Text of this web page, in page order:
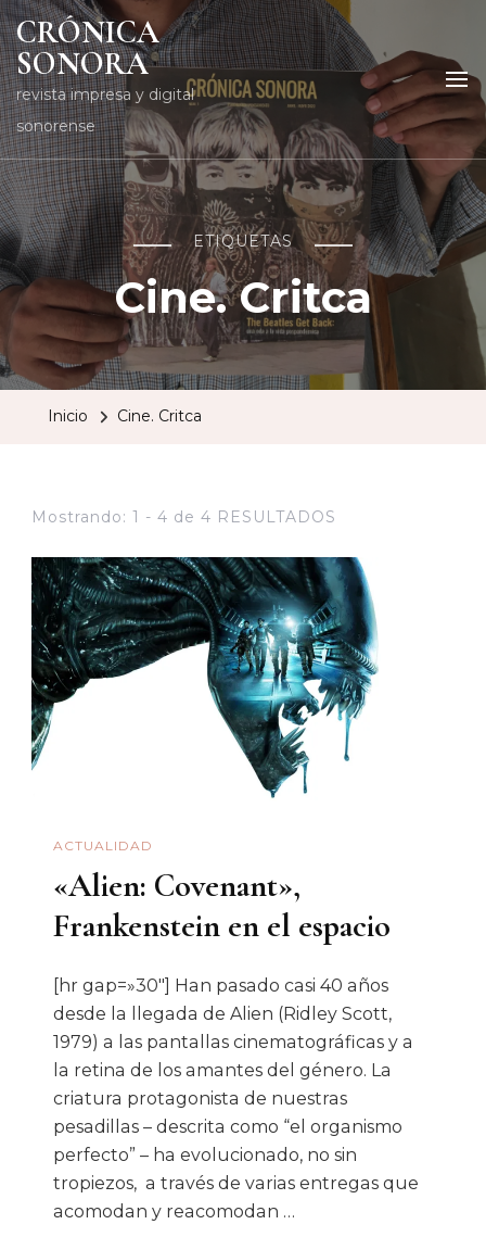
CRÓNICA
SONORA
revista impresa y digital
sonorense
ETIQUETAS
Cine. Critca
Inicio Cine. Critca
Mostrando: 1 - 4 de 4 RESULTADOS
ACTUALIDAD
«Alien: Covenant»,
Frankenstein en el espacio
[hr gap=»30″] Han pasado casi 40 años
desde la llegada de Alien (Ridley Scott,
1979) a las pantallas cinematográficas y a
la retina de los amantes del género. La
criatura protagonista de nuestras
pesadillas – descrita como “el organismo
perfecto” – ha evolucionado, no sin
tropiezos, a través de varias entregas que
acomodan y reacomodan …